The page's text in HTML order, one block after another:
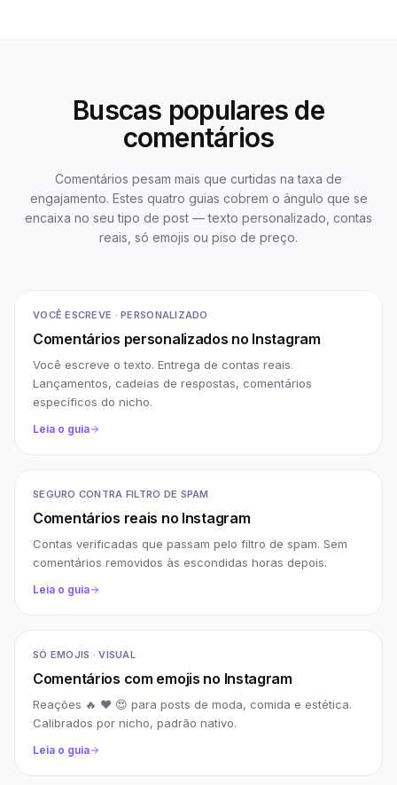
Buscas populares de
comentários
Comentários pesam mais que curtidas na taxa de
engajamento. Estes quatro guias cobrem o ângulo que se
encaixa no seu tipo de post — texto personalizado, contas
reais, só emojis ou piso de preço.
VOCÊ ESCREVE · PERSONALIZADO
Comentários personalizados no Instagram
Você escreve o texto. Entrega de contas reais.
Lançamentos, cadeias de respostas, comentários
específicos do nicho.
Leia o guia
SEGURO CONTRA FILTRO DE SPAM
Comentários reais no Instagram
Contas verificadas que passam pelo filtro de spam. Sem
comentários removidos às escondidas horas depois.
Leia o guia
SÓ EMOJIS · VISUAL
Comentários com emojis no Instagram
Reações 🔥 ❤ 😍 para posts de moda, comida e estética.
Calibrados por nicho, padrão nativo.
Leia o guia